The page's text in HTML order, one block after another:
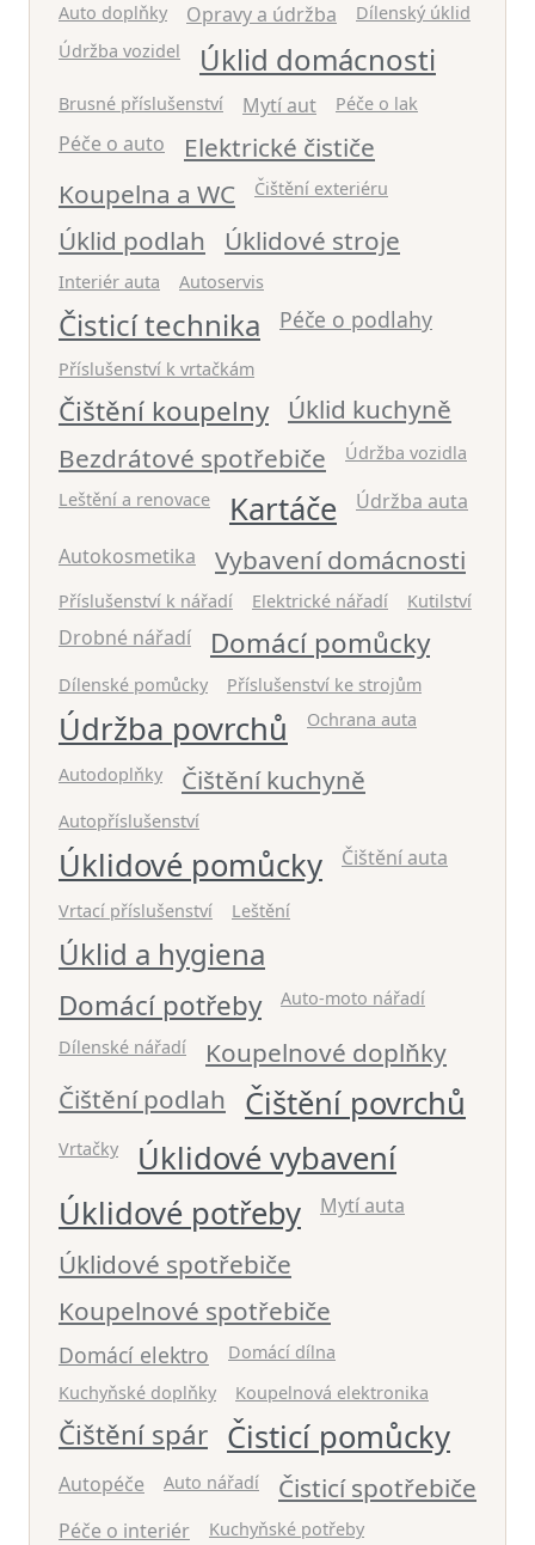
Auto doplňky Opravy a údržba
Dílenský úklid
Údržba vozidel
Úklid domácnosti
Brusné příslušenství Mytí aut Péče o lak
Péče o auto
Elektrické čističe
Koupelna a WC
Čištění exteriéru
Úklid podlah Úklidové stroje
Interiér auta Autoservis
Čisticí technika Péče o podlahy
Příslušenství k vrtačkám
Čištění koupelny
Úklid kuchyně
Bezdrátové spotřebiče
Údržba vozidla
Leštění a renovace Kartáče Údržba auta
Autokosmetika Vybavení domácnosti
Příslušenství k nářadí Elektrické nářadí Kutilství
Drobné nářadí Domácí pomůcky
Dílenské pomůcky Příslušenství ke strojům
Údržba povrchů Ochrana auta
Autodoplňky Čištění kuchyně
Autopříslušenství
Úklidové pomůcky Čištění auta
Vrtací příslušenství Leštění
Úklid a hygiena
Domácí potřeby Auto-moto nářadí
Dílenské nářadí
Koupelnové doplňky
Čištění podlah
Čištění povrchů
Vrtačky
Úklidové vybavení
Úklidové potřeby
Mytí auta
Úklidové spotřebiče
Koupelnové spotřebiče
Domácí elektro
Domácí dílna
Kuchyňské doplňky
Koupelnová elektronika
Čištění spár Čisticí pomůcky
Autopéče Auto nářadí Čisticí spotřebiče
Péče o interiér Kuchyňské potřeby